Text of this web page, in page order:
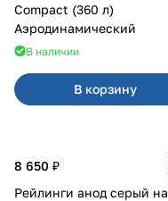
Compact (360 л)
Аэродинамический
В наличии
В корзину
8 650 ₽
Рейлинги анод серый на